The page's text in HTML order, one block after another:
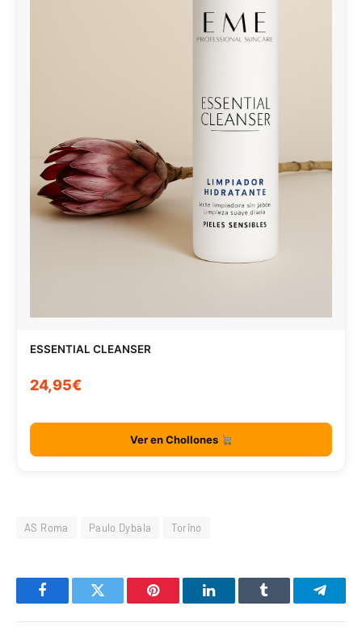
ESSENTIAL CLEANSER
24,95€
Ver en Chollones
AS Roma Paulo Dybala Torino
FacebookTwitter Pinterest LinkedInTumblr